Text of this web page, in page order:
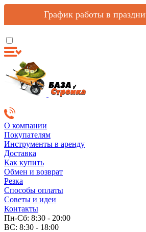
График работы в
О компании
Покупателям
Инструменты в аренду
Доставка
Как купить
Обмен и возврат
Резка
Способы оплаты
Советы и идеи
Контакты
Пн-Сб: 8:30 - 20:00
ВС: 8:30 - 18:00